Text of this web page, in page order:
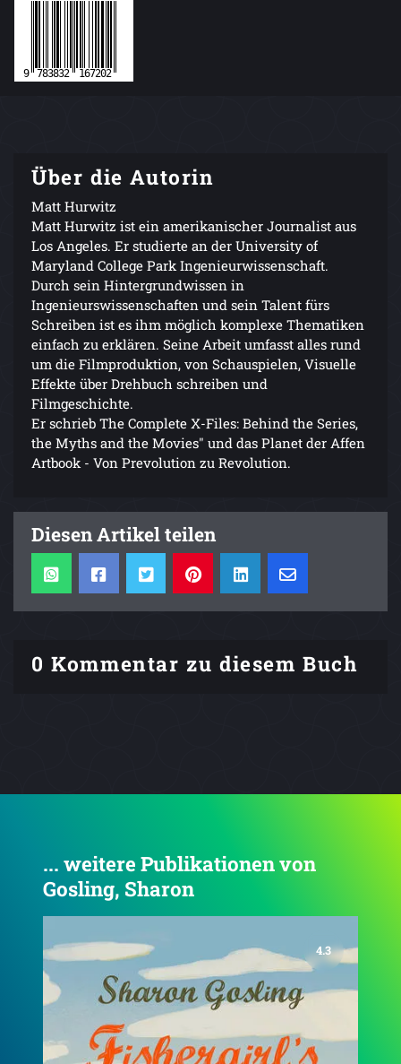
Über die Autorin
Matt Hurwitz
Matt Hurwitz ist ein amerikanischer Journalist aus
Los Angeles. Er studierte an der University of
Maryland College Park Ingenieurwissenschaft.
Durch sein Hintergrundwissen in
Ingenieurswissenschaften und sein Talent fürs
Schreiben ist es ihm möglich komplexe Thematiken
einfach zu erklären. Seine Arbeit umfasst alles rund
um die Filmproduktion, von Schauspielen, Visuelle
Effekte über Drehbuch schreiben und
Filmgeschichte.
Er schrieb The Complete X-Files: Behind the Series,
the Myths and the Movies" und das Planet der Affen
Artbook - Von Prevolution zu Revolution.
Diesen Artikel teilen
0 Kommentar zu diesem Buch
... weitere Publikationen von
Gosling, Sharon